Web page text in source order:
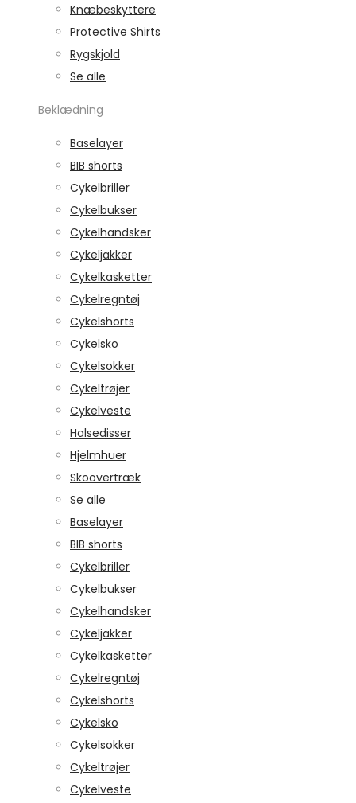
Knæbeskyttere
Protective Shirts
Rygskjold
Se alle
Beklædning
Baselayer
BIB shorts
Cykelbriller
Cykelbukser
Cykelhandsker
Cykeljakker
Cykelkasketter
Cykelregntøj
Cykelshorts
Cykelsko
Cykelsokker
Cykeltrøjer
Cykelveste
Halsedisser
Hjelmhuer
Skoovertræk
Se alle
Baselayer
BIB shorts
Cykelbriller
Cykelbukser
Cykelhandsker
Cykeljakker
Cykelkasketter
Cykelregntøj
Cykelshorts
Cykelsko
Cykelsokker
Cykeltrøjer
Cykelveste